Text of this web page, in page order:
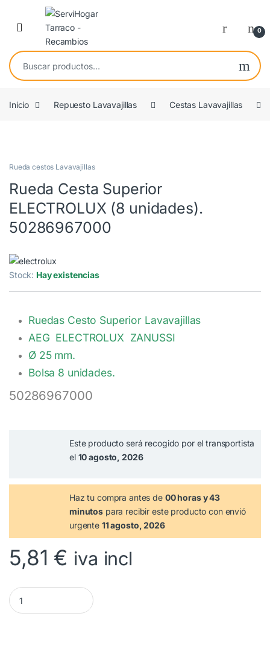
Saltar a navegación
saltar al contenido
Open 0
Buscar por:
Inicio Repuesto Lavavajillas Cestas Lavavajillas
Rueda cestos Lavavajillas
Rueda Cesta Superior
ELECTROLUX (8 unidades).
50286967000
Stock: Hay existencias
Ruedas Cesto Superior Lavavajillas
AEG ELECTROLUX ZANUSSI
Ø 25 mm.
Bolsa 8 unidades.
50286967000
Este producto será recogido por el transportista
el 10 agosto, 2026
Haz tu compra antes de 00 horas y 43
minutos para recibir este producto con envió
urgente 11 agosto, 2026
5,81 € iva incl
Rueda Cesta Superior ELECTROLUX (8 unidades).